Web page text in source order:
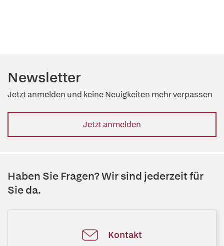
Newsletter
Jetzt anmelden und keine Neuigkeiten mehr verpassen
Jetzt anmelden
Haben Sie Fragen? Wir sind jederzeit für
Sie da.
Kontakt